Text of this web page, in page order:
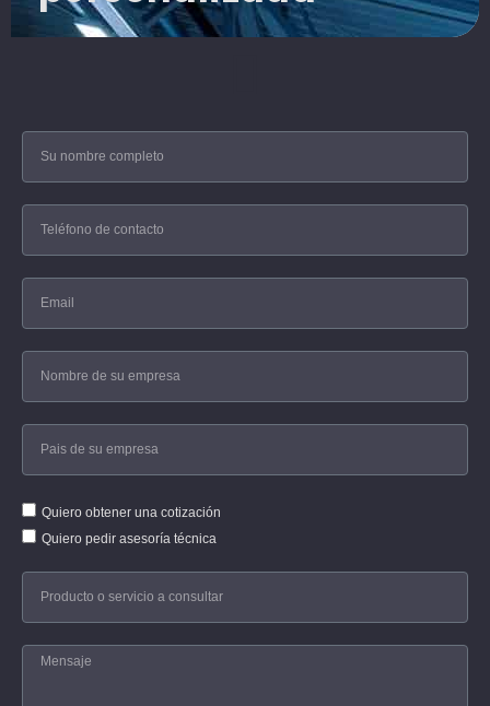
Quiero obtener una cotización
Quiero pedir asesoría técnica